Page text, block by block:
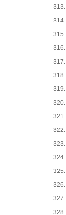
313.
314.
315.
316.
317.
318.
319.
320.
321.
322.
323.
324.
325.
326.
327.
328.